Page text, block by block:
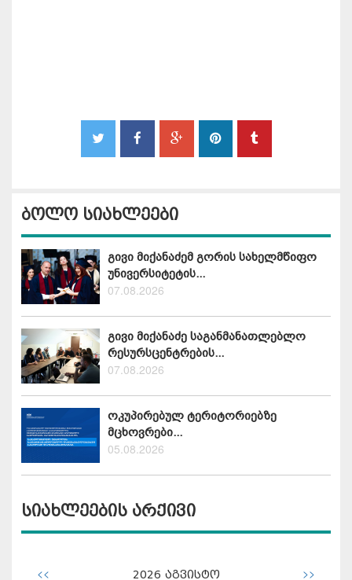
ბოლო სიახლეები
გივი მიქანაძემ გორის სახელმწიფო
უნივერსიტეტის...
07.08.2026
გივი მიქანაძე საგანმანათლებლო
რესურსცენტრების...
07.08.2026
ოკუპირებულ ტერიტორიებზე
მცხოვრები...
05.08.2026
სიახლეების არქივი
<< 2026 აგვისტო >>